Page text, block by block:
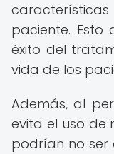
paciente. Esto
éxito del
vida de los
Además, al
evita el uso de
podrían no ser